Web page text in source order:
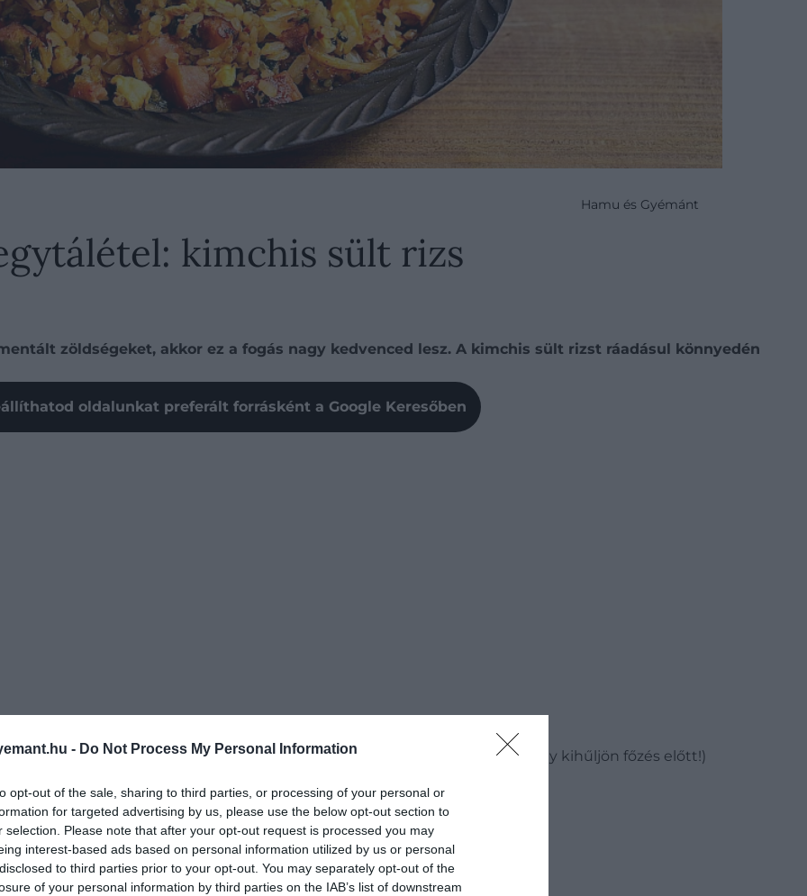
- Do Not Process My Personal Information
opt-out of the sale, sharing to third parties, or processing of your personal or
for targeted advertising by us, please use the below opt-out section to
selection. Please note that after your opt-out request is processed you may
interest-based ads based on personal information utilized by us or personal
to third parties prior to your opt-out. You may separately opt-out of the
of your personal information by third parties on the IAB’s list of downstream
Hamu és Gyémánt
kimchis sült rizs
zöldségeket, akkor ez a fogás nagy kedvenced lesz. A kimchis sült rizst ráadásul könnyedén
oldalunkat preferált forrásként a Google Keresőben
készítsük. Ha frissen főtt, hagyjuk 5-10 percig szobahőmérsékleten, hogy kihűljön főzés előtt!)
massza)